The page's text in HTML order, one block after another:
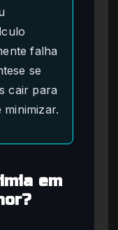
falha
se
cair para
em